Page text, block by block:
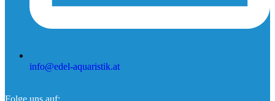
info@edel-aquaristik.at
Folge uns auf: